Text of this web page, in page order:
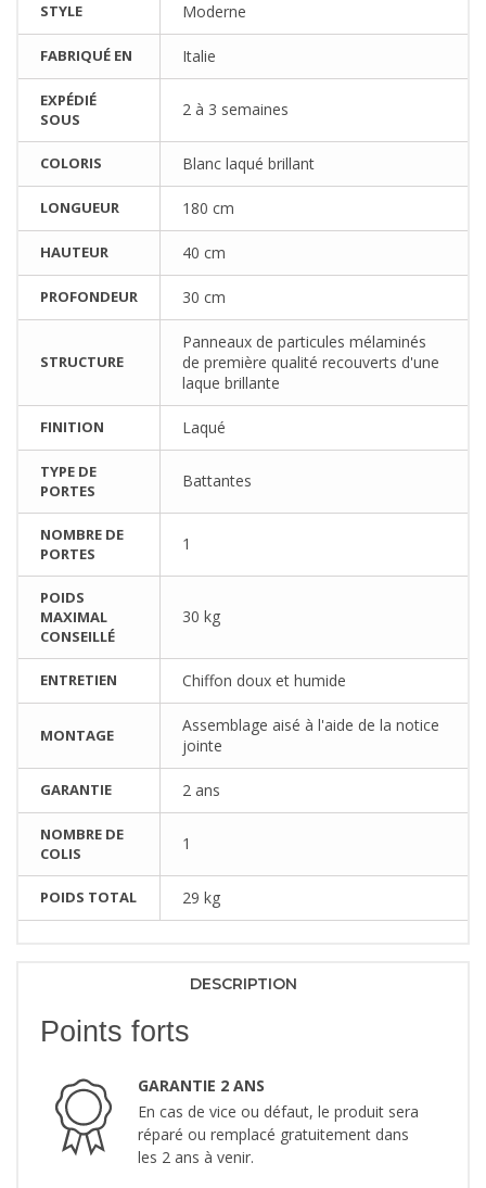
STYLE Moderne
FABRIQUÉ EN Italie
EXPÉDIÉ
SOUS
2 à 3 semaines
COLORIS Blanc laqué brillant
LONGUEUR 180 cm
HAUTEUR 40 cm
PROFONDEUR 30 cm
STRUCTURE
Panneaux de particules mélaminés
de première qualité recouverts d'une
laque brillante
FINITION Laqué
TYPE DE
PORTES
Battantes
NOMBRE DE
PORTES
1
POIDS
MAXIMAL
CONSEILLÉ
30 kg
ENTRETIEN Chiffon doux et humide
MONTAGE
Assemblage aisé à l'aide de la notice
jointe
GARANTIE 2 ans
NOMBRE DE
COLIS
1
POIDS TOTAL 29 kg
DESCRIPTION
Points forts
GARANTIE 2 ANS
En cas de vice ou défaut, le produit sera
réparé ou remplacé gratuitement dans
les 2 ans à venir.